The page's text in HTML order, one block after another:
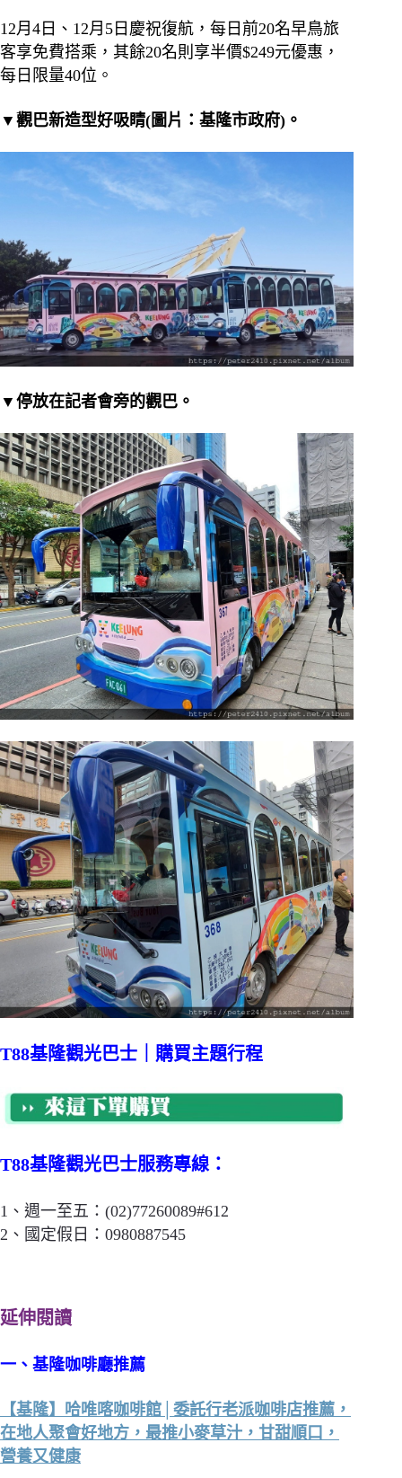
12月4日、12月5日慶祝復航，每日前20名早鳥旅
客享免費搭乘，其餘20名則享半價$249元優惠，
每日限量40位。
▼觀巴新造型好吸睛(圖片：基隆市政府)。
▼停放在記者會旁的觀巴。
T88基隆觀光巴士｜購買主題行程
T88基隆觀光巴士服務專線：
1、週一至五：(02)77260089#612
2、國定假日：0980887545
延伸閱讀
一、 基隆咖啡廳推薦
【基隆】哈唯喀咖啡館│委託行老派咖啡店推薦，
在地人聚會好地方，最推小麥草汁，甘甜順口，
營養又健康